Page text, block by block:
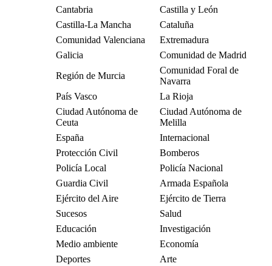
Cantabria
Castilla y León
Castilla-La Mancha
Cataluña
Comunidad Valenciana
Extremadura
Galicia
Comunidad de Madrid
Región de Murcia
Comunidad Foral de
Navarra
País Vasco
La Rioja
Ciudad Autónoma de
Ceuta
Ciudad Autónoma de
Melilla
España
Internacional
Protección Civil
Bomberos
Policía Local
Policía Nacional
Guardia Civil
Armada Española
Ejército del Aire
Ejército de Tierra
Sucesos
Salud
Educación
Investigación
Medio ambiente
Economía
Deportes
Arte